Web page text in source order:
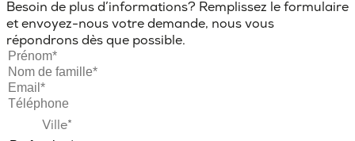
Besoin de plus d’informations? Remplissez le formulaire
et envoyez-nous votre demande, nous vous
répondrons dès que possible.